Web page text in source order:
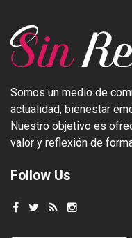
Somos un medio de
actualidad, bienestar
Nuestro objetivo es
valor y reflexión de
Follow Us